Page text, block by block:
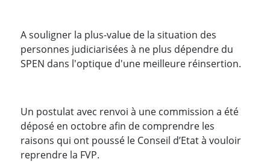
A souligner la plus-value de la situation des
personnes judiciarisées à ne plus dépendre du
SPEN dans l'optique d'une meilleure réinsertion.
Un postulat avec renvoi à une commission a été
déposé en octobre afin de comprendre les
raisons qui ont poussé le Conseil d’Etat à vouloir
reprendre la FVP.